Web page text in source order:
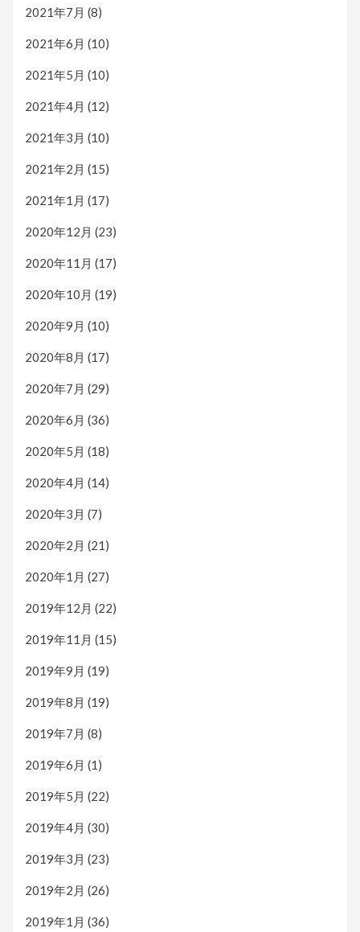
2021年7月 (8)
2021年6月 (10)
2021年5月 (10)
2021年4月 (12)
2021年3月 (10)
2021年2月 (15)
2021年1月 (17)
2020年12月 (23)
2020年11月 (17)
2020年10月 (19)
2020年9月 (10)
2020年8月 (17)
2020年7月 (29)
2020年6月 (36)
2020年5月 (18)
2020年4月 (14)
2020年3月 (7)
2020年2月 (21)
2020年1月 (27)
2019年12月 (22)
2019年11月 (15)
2019年9月 (19)
2019年8月 (19)
2019年7月 (8)
2019年6月 (1)
2019年5月 (22)
2019年4月 (30)
2019年3月 (23)
2019年2月 (26)
2019年1月 (36)